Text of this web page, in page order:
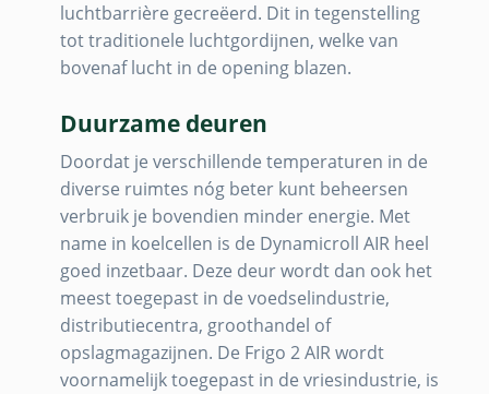
luchtbarrière gecreëerd. Dit in tegenstelling
tot traditionele luchtgordijnen, welke van
bovenaf lucht in de opening blazen.
Duurzame deuren
Doordat je verschillende temperaturen in de
diverse ruimtes nóg beter kunt beheersen
verbruik je bovendien minder energie. Met
name in koelcellen is de Dynamicroll AIR heel
goed inzetbaar. Deze deur wordt dan ook het
meest toegepast in de voedselindustrie,
distributiecentra, groothandel of
opslagmagazijnen. De Frigo 2 AIR wordt
voornamelijk toegepast in de vriesindustrie, is